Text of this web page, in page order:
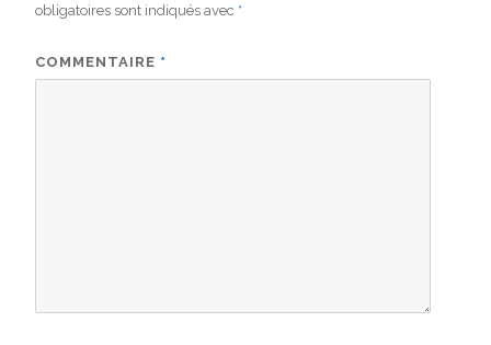
obligatoires sont indiqués avec *
COMMENTAIRE *